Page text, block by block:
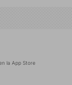
la App Store